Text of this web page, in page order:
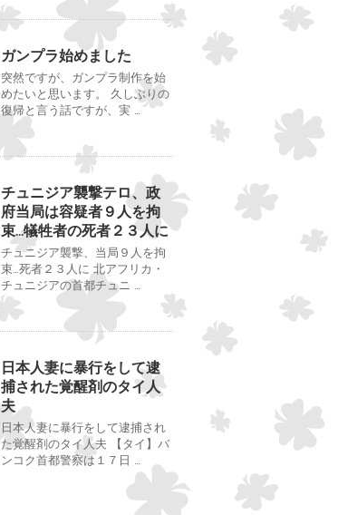
ガンプラ始めました
突然ですが、ガンプラ制作を始
めたいと思います。 久しぶりの
復帰と言う話ですが、実 …
チュニジア襲撃テロ、政
府当局は容疑者９人を拘
束…犠牲者の死者２３人に
チュニジア襲撃、当局９人を拘
束…死者２３人に 北アフリカ・
チュニジアの首都チュニ …
日本人妻に暴行をして逮
捕された覚醒剤のタイ人
夫
日本人妻に暴行をして逮捕され
た覚醒剤のタイ人夫 【タイ】バ
ンコク首都警察は１７日 …